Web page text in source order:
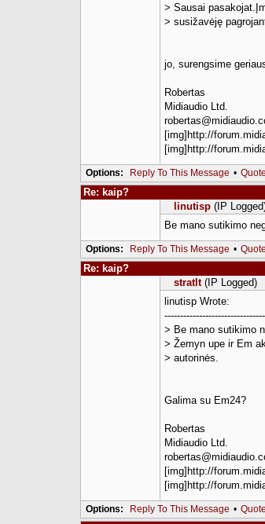
> Sausai
> susižavėję
jo, surengsime
Robertas
Midiaudio Ltd.
[img]http://
[img]http://
Options: Reply To This Message •
Re: kaip?
linutisp (IP
Be mano sutikimo
Options: Reply To This Message •
Re: kaip?
stratlt (IP Logged)
linutisp Wrote:
> Be mano sutikimo
> Žemyn upe ir Em
> autorinės.
Galima su Em24?
Robertas
Midiaudio Ltd.
[img]http://
[img]http://
Options: Reply To This Message •